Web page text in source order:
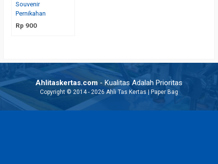
Souvenir
Pernikahan
Rp 900
Ahlitaskertas.com - Kualitas Adalah Prioritas
Copyright © 2014 - 2026 Ahli Tas Kertas | Paper Bag